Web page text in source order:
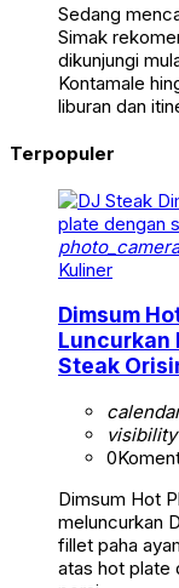
Sedang
Simak
dikunjungi
Kontamale
liburan dan
Terpopuler
photo_camera
Kuliner
Dimsum
Luncurkan
Steak
visibility
0
Dimsum Hot
meluncurkan
fillet paha
atas hot plate